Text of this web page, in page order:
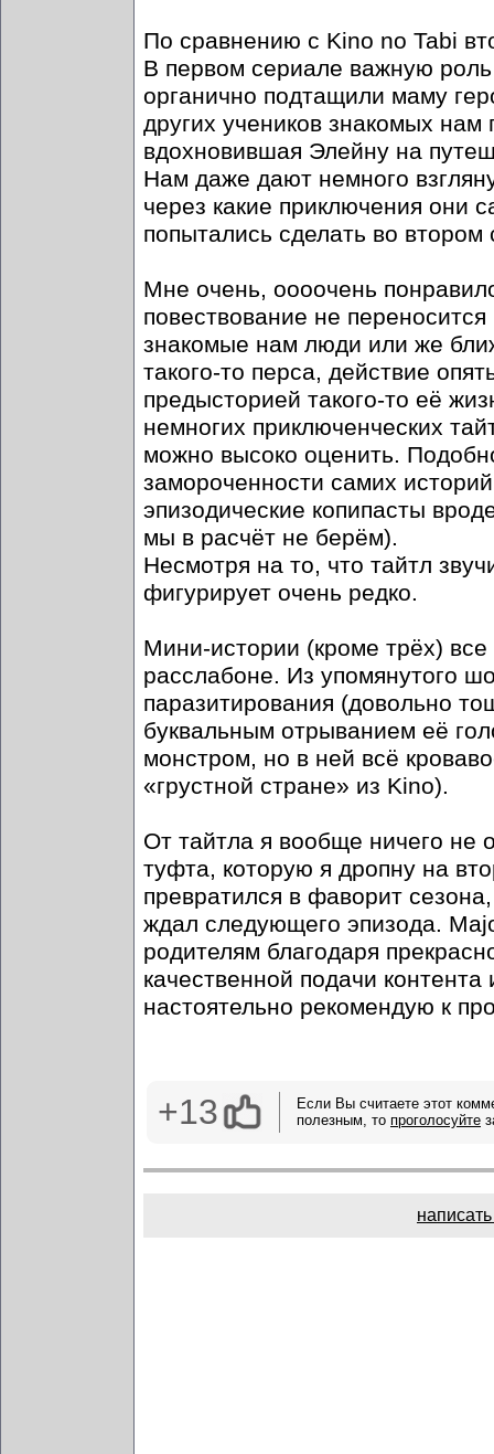
По сравнению с Kino no Tabi
В первом сериале важную
органично подтащили маму
других учеников знакомых
вдохновившая Элейну на
Нам даже дают немного
через какие приключения они
попытались сделать во
Мне очень, оооочень
повествование не
знакомые нам люди или же
такого-то перса, действие
предысторией такого-то её
немногих приключенческих
можно высоко оценить.
замороченности самих
эпизодические копипасты
мы в расчёт не берём).
Несмотря на то, что тайтл
фигурирует очень редко.
Мини-истории (кроме трёх)
расслабоне. Из упомянутого
паразитирования (довольно
буквальным отрыванием её
монстром, но в ней всё
«грустной стране» из Kino).
От тайтла я вообще ничего не
туфта, которую я дропну на
превратился в фаворит
ждал следующего эпизода.
родителям благодаря
качественной подачи
настоятельно рекомендую к
+13
Если Вы считаете этот
полезным, то проголосуйте